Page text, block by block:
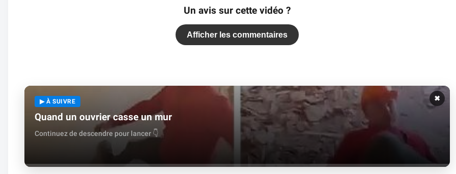
Un avis sur cette vidéo ?
Afficher les commentaires
✖
▶ À SUIVRE
Quand un ouvrier casse un mur
Continuez de descendre pour lancer 👇